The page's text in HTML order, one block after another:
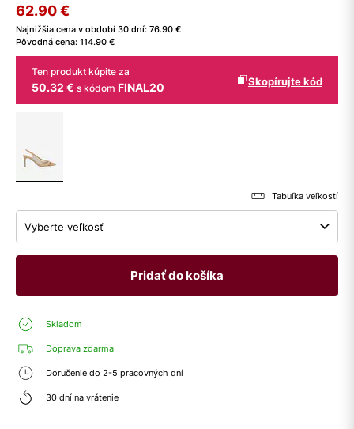
62.90€
Najnižšia cena v období 30 dní: 76.90 €
Pôvodná cena: 114.90 €
Ten produkt kúpite za
50.32 € s kódom FINAL20 Skopírujte kód
Tabuľka veľkostí
Vyberte veľkosť
Pridať do košíka
Skladom
Doprava zdarma
Doručenie do 2-5 pracovných dní
30 dní na vrátenie